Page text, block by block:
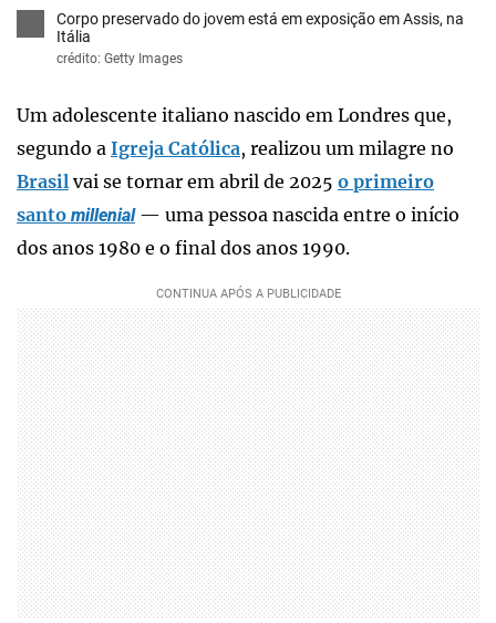
Corpo preservado do jovem está em exposição em Assis, na
Itália
crédito: Getty Images
Um adolescente italiano nascido em Londres que,
segundo a Igreja Católica, realizou um milagre no
Brasil vai se tornar em abril de 2025 o primeiro
santo millenial— uma pessoa nascida entre o início
dos anos 1980 e o final dos anos 1990.